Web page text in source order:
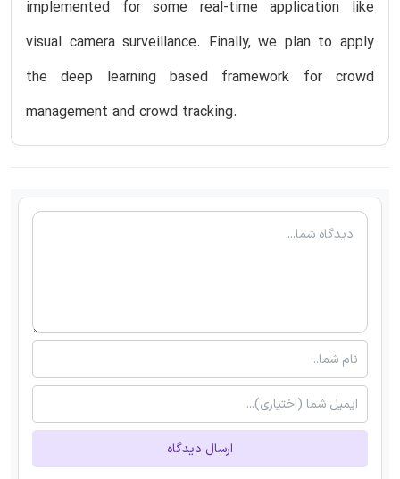
implemented for some real-time application like
visual camera surveillance. Finally, we plan to apply
the deep learning based framework for crowd
management and crowd tracking.
ارسال دیدگاه